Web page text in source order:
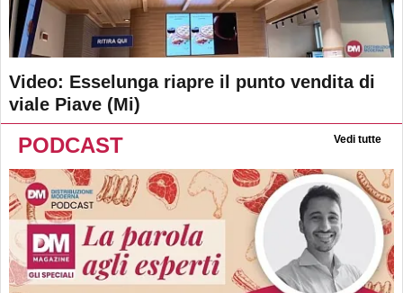
Video: Esselunga riapre il punto vendita di
viale Piave (Mi)
PODCAST Vedi tutte